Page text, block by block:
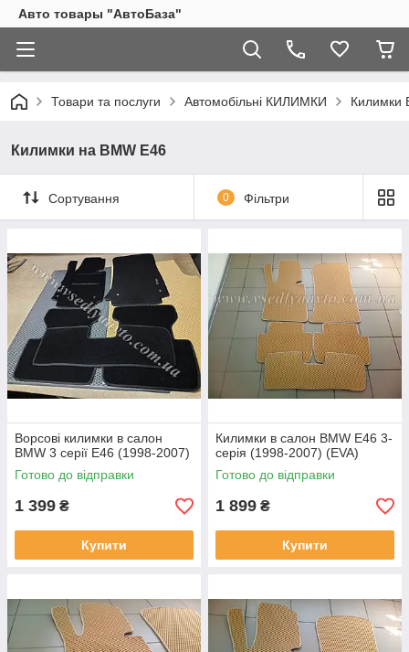
Авто товары "АвтоБаза"
Товари та послуги Автомобільні КИЛИМКИ Килимки
Килимки на BMW E46
Сортування 0 Фільтри
Ворсові килимки в салон
BMW 3 серії E46 (1998-2007)
Готово до відправки
1 399 ₴
Купити
Килимки в салон BMW E46 3-
серія (1998-2007) (EVA)
Готово до відправки
1 899 ₴
Купити